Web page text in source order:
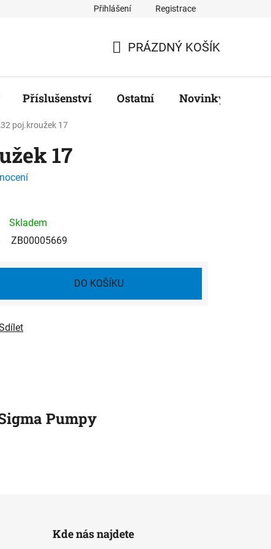
Přihlášení Registrace
KOŠÍK
PRÁZDNÝ KOŠÍK
Příslušenství Ostatní Novinky
poj.kroužek 17
17
Skladem
ZB00005669
DO KOŠÍKU
Pumpy
Kde nás najdete